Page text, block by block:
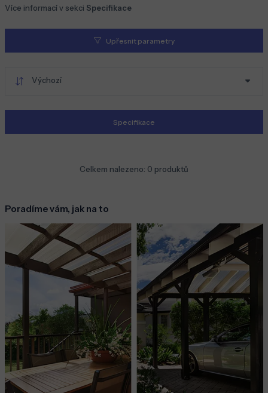
Více informací v sekci Specifikace
Upřesnit parametry
Výchozí
Specifikace
Celkem nalezeno: 0 produktů
Poradíme vám, jak na to